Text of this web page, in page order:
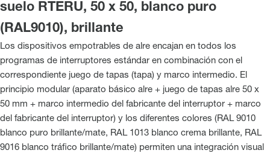
suelo RTERU, 50 x 50, blanco puro
(RAL9010), brillante
Los dispositivos empotrables de alre encajan en todos los
programas de interruptores estándar en combinación con el
correspondiente juego de tapas (tapa) y marco intermedio. El
principio modular (aparato básico alre + juego de tapas alre 50 x
50 mm + marco intermedio del fabricante del interruptor + marco
del fabricante del interruptor) y los diferentes colores (RAL 9010
blanco puro brillante/mate, RAL 1013 blanco crema brillante, RAL
9016 blanco tráfico brillante/mate) permiten una integración visual